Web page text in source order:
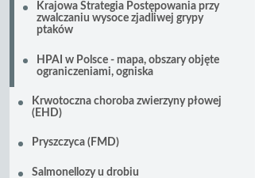
Krajowa Strategia Postępowania przy
zwalczaniu wysoce zjadliwej grypy
ptaków
HPAI w Polsce - mapa, obszary objęte
ograniczeniami, ogniska
Krwotoczna choroba zwierzyny płowej
(EHD)
Pryszczyca (FMD)
Salmonellozy u drobiu